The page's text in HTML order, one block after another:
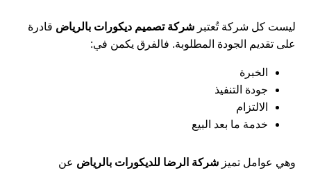
ليست كل شركة تُعتبرشركة تصميم ديكورات بالرياض قادرة
على تقديم الجودة المطلوبة. فالفرق يكمن في:
الخبرة
جودة التنفيذ
الالتزام
خدمة ما بعد البيع
وهي عوامل تميزشركة الرضا للديكورات بالرياض عن